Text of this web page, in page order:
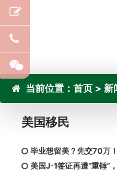
当前位置： 首页 > 新
美国移民
毕业想留美？先交70万
美国J-1签证再遭“重锤”